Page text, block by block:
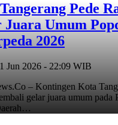
Pede
Juara Umum
2026
Jun 2026 - 22:09 WIB
– Kontingen Kota
gelar juara umum pada